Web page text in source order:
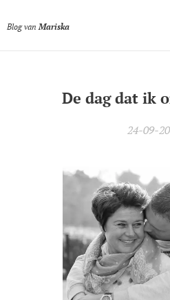
Blog van Mariska
De dag dat ik
24-09-